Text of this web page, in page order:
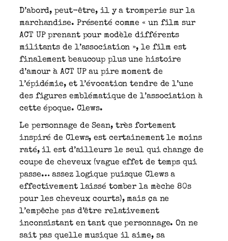
D’abord, peut-être, il y a tromperie sur la
marchandise. Présenté comme « un film sur
ACT UP prenant pour modèle différents
militants de l’association », le film est
finalement beaucoup plus une histoire
d’amour à ACT UP au pire moment de
l’épidémie, et l’évocation tendre de l’une
des figures emblématique de l’association à
cette époque. Clews.
Le personnage de Sean, très fortement
inspiré de Clews, est certainement le moins
raté, il est d’ailleurs le seul qui change de
coupe de cheveux (vague effet de temps qui
passe… assez logique puisque Clews a
effectivement laissé tomber la mèche 80s
pour les cheveux courts), mais ça ne
l’empêche pas d’être relativement
inconsistant en tant que personnage. On ne
sait pas quelle musique il aime, sa